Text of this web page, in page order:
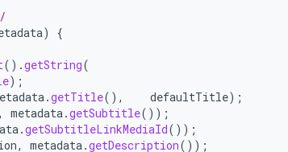
)
{
().getString(
);
.getTitle(), defaultTitle);
, metadata.getSubtitle());
.getSubtitleLinkMediaId());
, metadata.getDescription());